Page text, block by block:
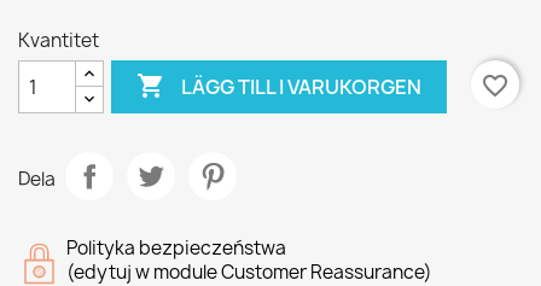
Kvantitet
 LÄGG TILL I VARUKORGEN favorite_border
Dela
Polityka bezpieczeństwa
(edytuj w module Customer Reassurance)